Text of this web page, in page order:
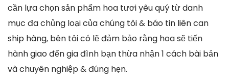
cần lựa chọn sản phẩm hoa tươi yêu quý từ danh
mục đa chủng loại của chúng tôi & báo tin liên can
ship hàng, bên tôi có lẽ đảm bảo rằng hoa sẽ tiến
hành giao đến gia đình bạn thừa nhận 1 cách bài bản
và chuyên nghiệp & đúng hẹn.